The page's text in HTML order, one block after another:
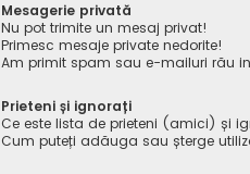
Mesagerie privată
Nu pot trimite un mesaj privat!
Primesc mesaje private nedorite!
Am primit spam sau e-mailuri rău
Prieteni și ignorați
Ce este lista de prieteni (amici) și
Cum puteți adăuga sau șterge